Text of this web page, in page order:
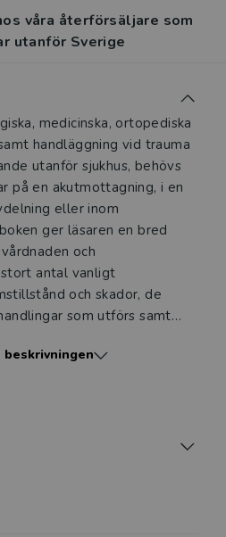
våra återförsäljare som
utanför Sverige
medicinska, ortopediska
handläggning vid trauma
utanför sjukhus, behövs
på en akutmottagning, i en
eller inom
ger läsaren en bred
och
antal vanligt
och skador, de
som utförs samt
modern akutsjukvård.
men kan även användas på